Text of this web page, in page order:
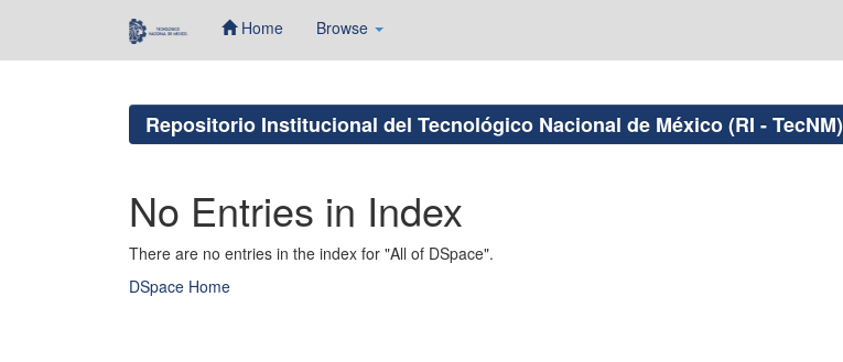
Home Browse
Repositorio Institucional del Tecnológico Nacional de México (RI - TecNM)
No Entries in Index
There are no entries in the index for "All of DSpace".
DSpace Home